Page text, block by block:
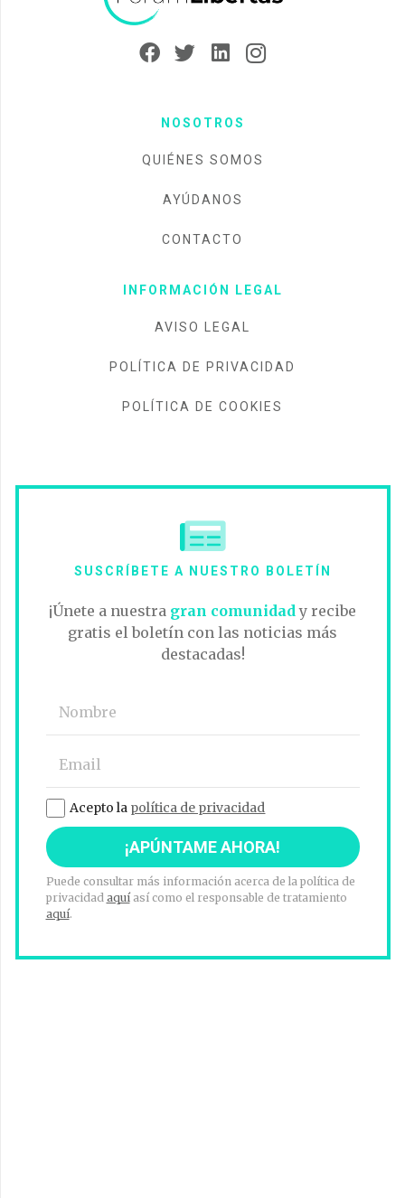
NOSOTROS
QUIÉNES SOMOS
AYÚDANOS
CONTACTO
INFORMACIÓN LEGAL
AVISO LEGAL
POLÍTICA DE PRIVACIDAD
POLÍTICA DE COOKIES
SUSCRÍBETE A NUESTRO BOLETÍN
¡Únete a nuestra gran comunidad y recibe
gratis el boletín con las noticias más
destacadas!
Acepto la política de privacidad
Puede consultar más información acerca de la política de
privacidad aquíasí como el responsable de tratamiento
aquí.